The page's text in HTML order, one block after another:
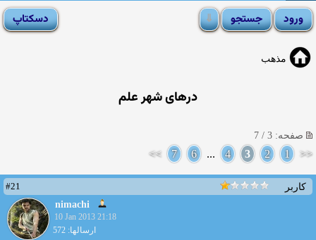
مذهب
درهای شهر علم
صفحه: 3 / 7
<<
1
2
3
4
...
6
7
>>
کاربر
#21
nimachi
10 Jan 2013 21:18
ارسالها: 572